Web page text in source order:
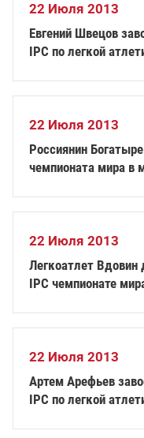
22 Июля 2013
Евгений Швецов
IPC по легкой
22 Июля 2013
Россиянин
чемпионата мира в
22 Июля 2013
Легкоатлет Вдовин
IPC чемпионате
22 Июля 2013
Артем Арефьев
IPC по легкой